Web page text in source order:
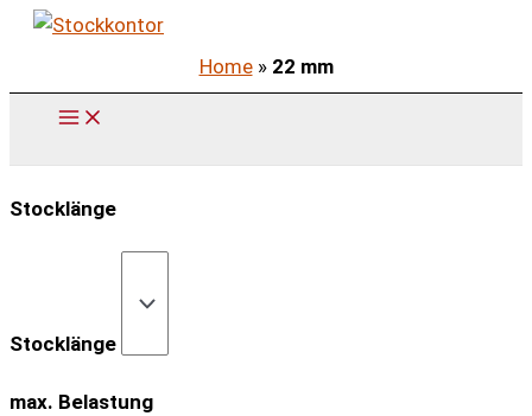
Zum
springen
Home» 22 mm
Stocklänge
Stocklänge
max. Belastung